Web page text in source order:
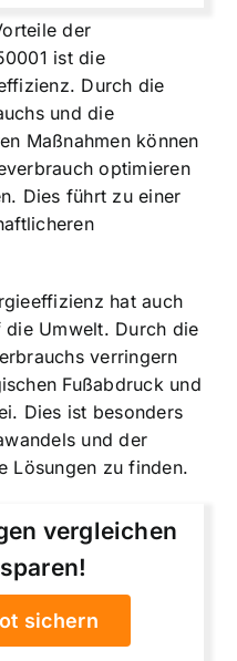
der
ist die
Durch die
und die
Maßnahmen können
optimieren
Dies führt zu einer
hat auch
Umwelt. Durch die
verringern
Fußabdruck und
Dies ist besonders
und der
Lösungen zu finden.
vergleichen
sichern